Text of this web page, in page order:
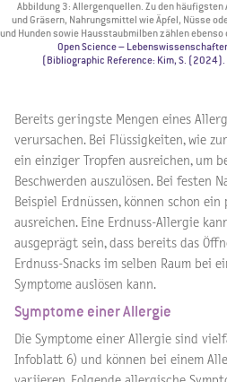
Abbildung 3: Allergenquellen. Zu den
und Gräsern, Nahrungsmittel wie Äpfel, Nüsse
und Hunden sowie Hausstaubmilben zählen
Open Science –
(Bibliographic Reference: Kim, S.
Bereits geringste Mengen eines
verursachen. Bei Flüssigkeiten, wie
ein einziger Tropfen ausreichen, um
Beschwerden auszulösen. Bei festen
Beispiel Erdnüssen, können schon
ausreichen. Eine Erdnuss-Allergie
ausgeprägt sein, dass bereits das
Erdnuss-Snacks im selben Raum bei
Symptome auslösen kann.
Symptome einer Allergie
Die Symptome einer Allergie sind
Infoblatt 6) und können bei einem